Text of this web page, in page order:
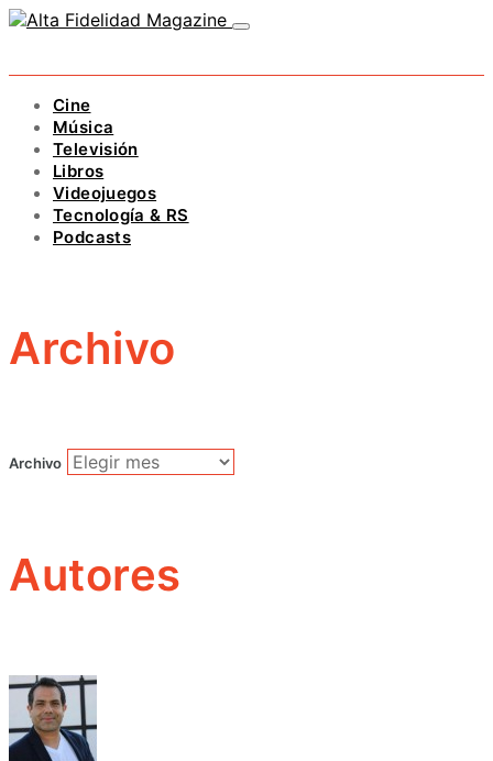
Cine
Música
Televisión
Libros
Videojuegos
Tecnología & RS
Podcasts
Archivo
Archivo
Autores